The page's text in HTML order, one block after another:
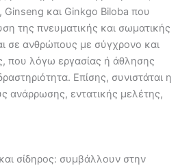
Ginseng και Ginkgo Biloba που
της πνευματικής και σωματικής
σε ανθρώπους με σύγχρονο και
που λόγω εργασίας ή άθλησης
Επίσης, συνιστάται η
ανάρρωσης, εντατικής μελέτης,
σίδηρος: συμβάλλουν στην